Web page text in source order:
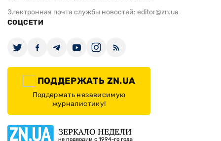
Электронная почта службы новостей: editor@zn.ua
СОЦСЕТИ
ПОДДЕРЖАТЬ ZN.UA
Поддержать независимую
журналистику!
ЗЕРКАЛО НЕДЕЛИ
не подводим с 1994-го года